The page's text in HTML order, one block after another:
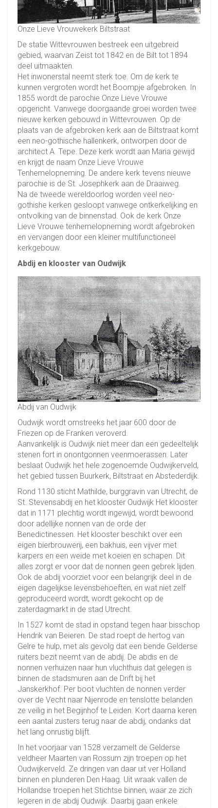
Onze Lieve Vrouwekerk Biltstraat
De statie Wittevrouwen bestreek een uitgebreid
gebied, waarvan Zeist tot 1842 en de Bilt tot 1894
deel uitmaakten.
Het inwonerstal neemt sterk toe. Om de kerk te
kunnen vergroten wordt het Boompje afgebroken. In
1855 wordt de parochie Onze Lieve Vrouwe
opgericht. Vanwege doorgaande groei worden twee
nieuwe kerken gebouwd in Wittevrouwen. Op de
plaats van de afgebroken kerk aan de Biltstraat komt
een neo-gothische hallenkerk, ontworpen door de
architect A. Tepe. Deze kerk wordt aan Maria gewijd
en krijgt de naam Onze Lieve Vrouwe
Tenhemelopneming. De andere kerk tevens nieuwe
parochie is de St. Josephkerk aan de Draaiweg.
Na de tweede wereldoorlog worden veel neo-
gothishe kerken gesloopt vanwege ontkerkelijking en
ontvolking van de binnenstad. Ook de kerk Onze
Lieve Vrouwe tenhemelopneming wordt afgebroken
en vervangen door een kleiner multifunctioneel
kerkgebouw.
Abdij en klooster van Oudwijk
Abdij van Oudwijk
Oudwijk wordt omstreeks het jaar 600 door de
Friezen op de Franken veroverd.
Aanvankelijk is Oudwijk niet meer dan een gedeeltelijk
stenen fort in onontgonnen veenmoerassen. Later
beslaat Oudwijk het hele zogenoemde Oudwijkerveld,
het gebied tussen Buurkerk, Biltstraat en Abstederdijk.
Rond 1130 sticht Mathilde, burggravin van Utrecht, de
St. Stevensabdij en het klooster Oudwijk Het klooster
dat in 1171 plechtig wordt ingewijd, wordt bewoond
door adellijke nonnen van de orde der
Benedictinessen. Het klooster beschikt over een
eigen bierbrouwerij, een bakhuis, een vijver met
karpers en een weide met koeien en schapen. Dit
alles zorgt er voor dat de nonnen geen gebrek lijden.
Ook de abdij voorziet voor een belangrijk deel in de
eigen dagelijkse levensbehoeften, en wat niet zelf
geproduceerd wordt, wordt gekocht op de
zaterdagmarkt in de stad Utrecht.
In 1527 komt de stad in opstand tegen haar bisschop
Hendrik van Beieren. De stad roept de hertog van
Gelre te hulp, met als gevolg dat een bende Gelderse
ruiters bezit neemt van de abdij. De abdis en de
nonnen verhuizen naar hun vluchthuis dat gelegen is
binnen de stadsmuren aan de Drift bij het
Janskerkhof. Per boot vluchten de nonnen verder
over de Vecht naar Nijenrode en tenslotte belanden
ze veilig in het Begijnhof te Leiden. Kort daarna keren
een aantal zusters terug naar de abdij, ondanks dat
het lang onrustig blijft.
In het voorjaar van 1528 verzamelt de Gelderse
veldheer Maarten van Rossum zijn troepen op het
Oudwijkerveld. Ze dringen van daar uit ver Holland
binnen en plunderen Den Haag. Uit wraak vallen de
Hollandse troepen het Stichtse binnen, waar ze zich
legeren in de abdij Oudwijk. Daarbij gaan enkele